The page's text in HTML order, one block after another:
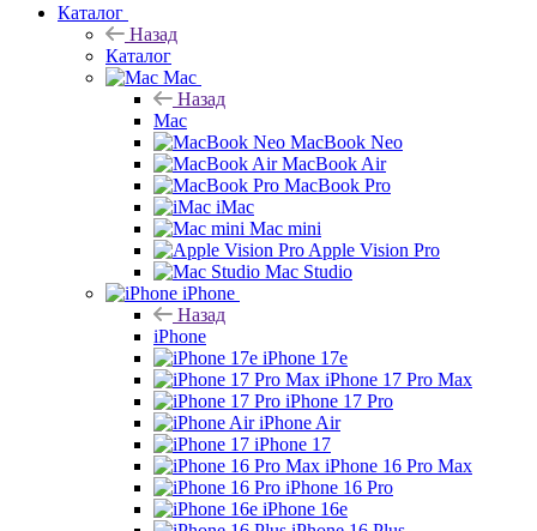
Каталог
Назад
Каталог
Mac
Назад
Mac
MacBook Neo
MacBook Air
MacBook Pro
iMac
Mac mini
Apple Vision Pro
Mac Studio
iPhone
Назад
iPhone
iPhone 17e
iPhone 17 Pro Max
iPhone 17 Pro
iPhone Air
iPhone 17
iPhone 16 Pro Max
iPhone 16 Pro
iPhone 16e